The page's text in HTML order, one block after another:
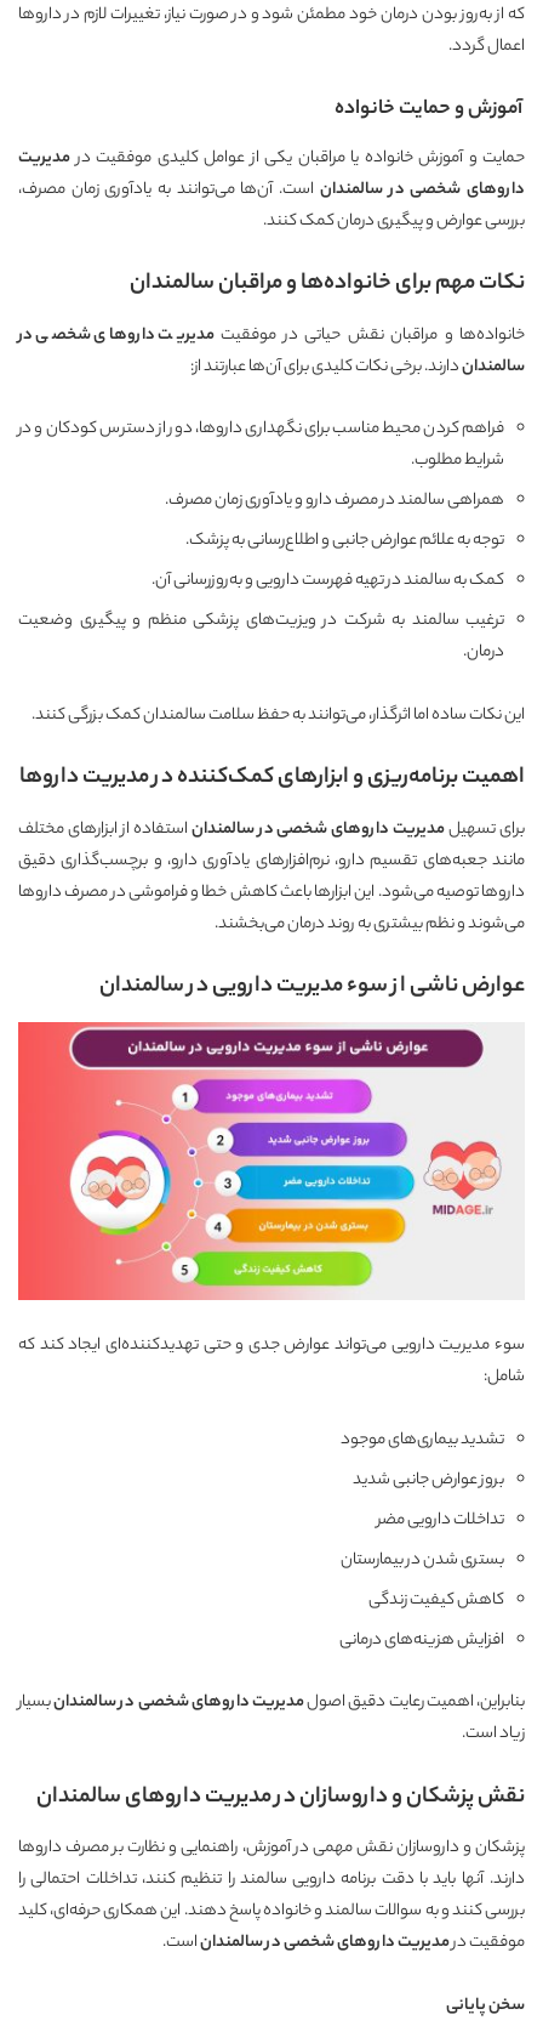
که از به‌روز بودن درمان خود مطمئن شود و در صورت نیاز، تغییرات لازم در داروها
اعمال گردد.
آموزش و حمایت خانواده
حمایت و آموزش خانواده یا مراقبان یکی از عوامل کلیدی موفقیت درمدیریت
داروهای شخصی در سالمندان است. آن‌ها می‌توانند به یادآوری زمان مصرف،
بررسی عوارض و پیگیری درمان کمک کنند.
نکات مهم برای خانواده‌ها و مراقبان سالمندان
خانواده‌ها و مراقبان نقش حیاتی در موفقیتمدیریت داروهای شخصی در
سالمنداندارند. برخی نکات کلیدی برای آن‌ها عبارتند از:
فراهم کردن محیط مناسب برای نگهداری داروها، دور از دسترس کودکان و در
شرایط مطلوب.
همراهی سالمند در مصرف دارو و یادآوری زمان مصرف.
توجه به علائم عوارض جانبی و اطلاع‌رسانی به پزشک.
کمک به سالمند در تهیه فهرست دارویی و به‌روزرسانی آن.
ترغیب سالمند به شرکت در ویزیت‌های پزشکی منظم و پیگیری وضعیت
درمان.
این نکات ساده اما اثرگذار، می‌توانند به حفظ سلامت سالمندان کمک بزرگی کنند.
اهمیت برنامه‌ریزی و ابزارهای کمک‌کننده در مدیریت داروها
برای تسهیلمدیریت داروهای شخصی در سالمنداناستفاده از ابزارهای مختلف
مانند جعبه‌های تقسیم دارو، نرم‌افزارهای یادآوری دارو، و برچسب‌گذاری دقیق
داروها توصیه می‌شود. این ابزارها باعث کاهش خطا و فراموشی در مصرف داروها
می‌شوند و نظم بیشتری به روند درمان می‌بخشند.
عوارض ناشی از سوء مدیریت دارویی در سالمندان
سوء مدیریت دارویی می‌تواند عوارض جدی و حتی تهدیدکننده‌ای ایجاد کند که
شامل:
تشدید بیماری‌های موجود
بروز عوارض جانبی شدید
تداخلات دارویی مضر
بستری شدن در بیمارستان
کاهش کیفیت زندگی
افزایش هزینه‌های درمانی
بنابراین، اهمیت رعایت دقیق اصولمدیریت داروهای شخصی در سالمندانبسیار
زیاد است.
نقش پزشکان و داروسازان در مدیریت داروهای سالمندان
پزشکان و داروسازان نقش مهمی در آموزش، راهنمایی و نظارت بر مصرف داروها
دارند. آنها باید با دقت برنامه دارویی سالمند را تنظیم کنند، تداخلات احتمالی را
بررسی کنند و به سوالات سالمند و خانواده پاسخ دهند. این همکاری حرفه‌ای، کلید
موفقیت درمدیریت داروهای شخصی در سالمنداناست.
سخن پایانی